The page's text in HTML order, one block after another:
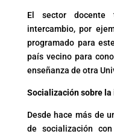
El sector docente
intercambio, por
programado para
país vecino para
enseñanza de otra
Socialización sobre
Desde hace más de
de socialización